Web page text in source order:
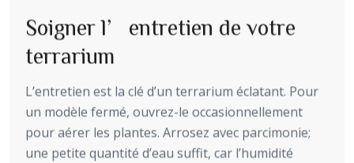
Soigner l’entretien de votre
terrarium
L’entretien est la clé d’un terrarium éclatant. Pour
un modèle fermé, ouvrez-le occasionnellement
pour aérer les plantes. Arrosez avec parcimonie;
une petite quantité d’eau suffit, car l’humidité